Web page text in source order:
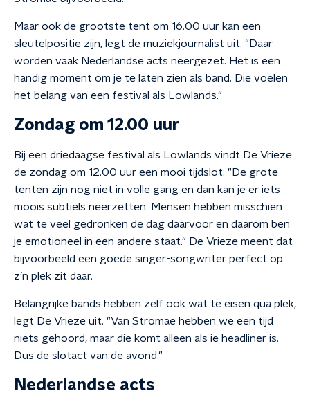
Maar ook de grootste tent om 16.00 uur kan een
sleutelpositie zijn, legt de muziekjournalist uit. "Daar
worden vaak Nederlandse acts neergezet. Het is een
handig moment om je te laten zien als band. Die voelen
het belang van een festival als Lowlands."
Zondag om 12.00 uur
Bij een driedaagse festival als Lowlands vindt De Vrieze
de zondag om 12.00 uur een mooi tijdslot. "De grote
tenten zijn nog niet in volle gang en dan kan je er iets
moois subtiels neerzetten. Mensen hebben misschien
wat te veel gedronken de dag daarvoor en daarom ben
je emotioneel in een andere staat." De Vrieze meent dat
bijvoorbeeld een goede singer-songwriter perfect op
z’n plek zit daar.
Belangrijke bands hebben zelf ook wat te eisen qua plek,
legt De Vrieze uit. "Van Stromae hebben we een tijd
niets gehoord, maar die komt alleen als ie headliner is.
Dus de slotact van de avond."
Nederlandse acts